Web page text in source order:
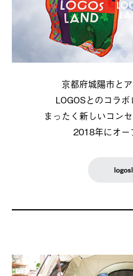
京都府城陽市と
LOGOSとのコラボ
まったく新しいコン
2018年にオー